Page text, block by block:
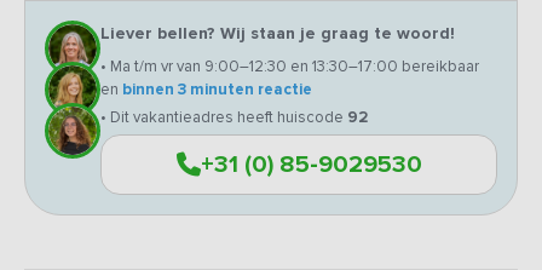
Liever bellen? Wij staan je graag te woord!
• Ma t/m vr van 9:00–12:30 en 13:30–17:00 bereikbaar
en binnen 3 minuten reactie
• Dit vakantieadres heeft huiscode 92
+31 (0) 85-9029530